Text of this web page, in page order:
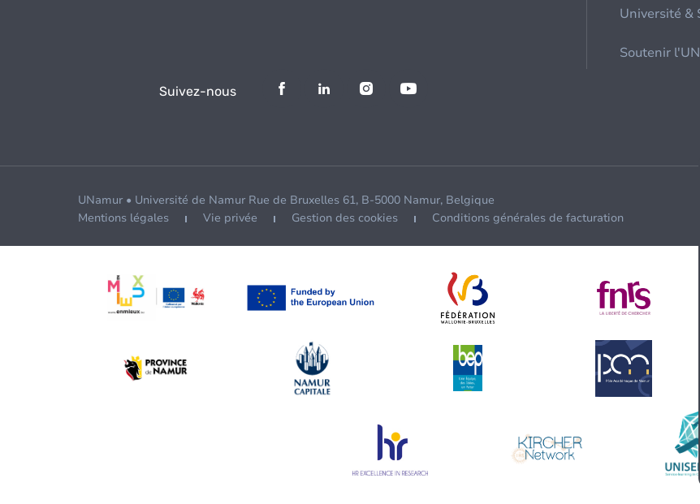
Université &
Soutenir
Suivez-nous
UNamur • Université de Namur Rue de Bruxelles 61, B-5000 Namur, Belgique
Mentions légales
Vie privée Gestion des cookies Conditions générales de facturation